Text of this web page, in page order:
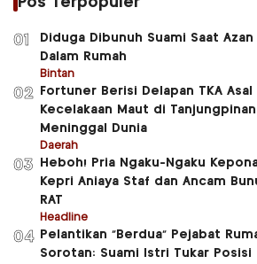
01
Diduga Dibunuh Suami Saat Azan
Dalam Rumah
Bintan
02
Fortuner Berisi Delapan TKA
Kecelakaan Maut di
Meninggal Dunia
Daerah
03
Heboh! Pria Ngaku-Ngaku
Kepri Aniaya Staf dan Ancam
RAT
Headline
04
Pelantikan “Berdua” Pejabat
Sorotan: Suami Istri Tukar Posisi